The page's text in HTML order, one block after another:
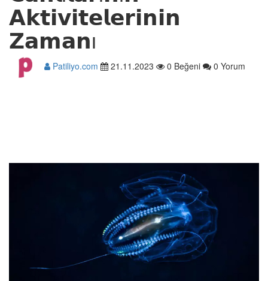
𝗔𝗸𝘁𝗶𝘃𝗶𝘁𝗲𝗹𝗲𝗿𝗶𝗻𝗶𝗻
𝗭𝗮𝗺𝗮𝗻ı
Patiliyo.com 21.11.2023 0 Beğeni 0 Yorum